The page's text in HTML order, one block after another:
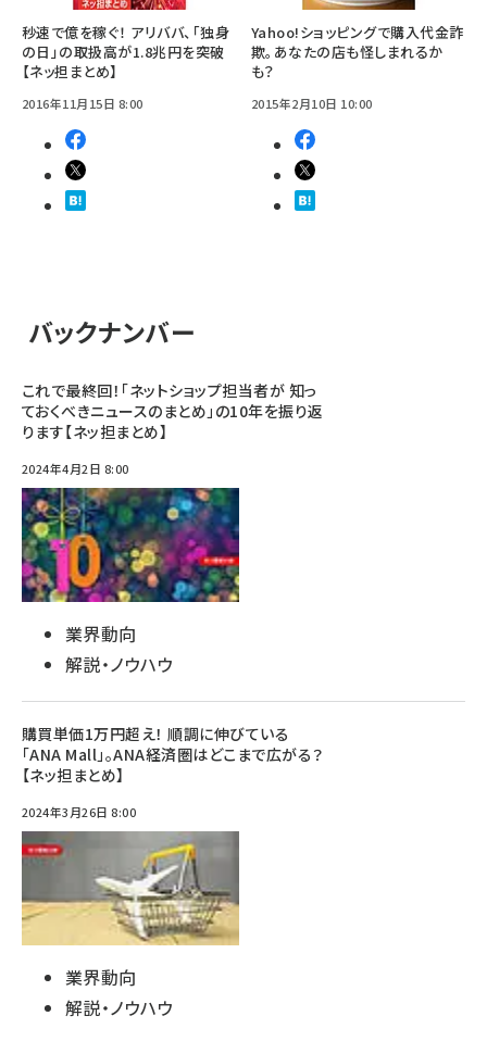
秒速で億を稼ぐ！ アリババ、「独身
の日」の取扱高が1.8兆円を突破
【ネッ担まとめ】
2016年11月15日 8:00
Yahoo!ショッピングで購入代金詐
欺。あなたの店も怪しまれるか
も？
2015年2月10日 10:00
バックナンバー
これで最終回！「ネットショップ担当者が 知っ
ておくべきニュースのまとめ」の10年を振り返
ります【ネッ担まとめ】
2024年4月2日 8:00
業界動向
解説・ノウハウ
購買単価1万円超え！ 順調に伸びている
「ANA Mall」。ANA経済圏はどこまで広がる？
【ネッ担まとめ】
2024年3月26日 8:00
業界動向
解説・ノウハウ